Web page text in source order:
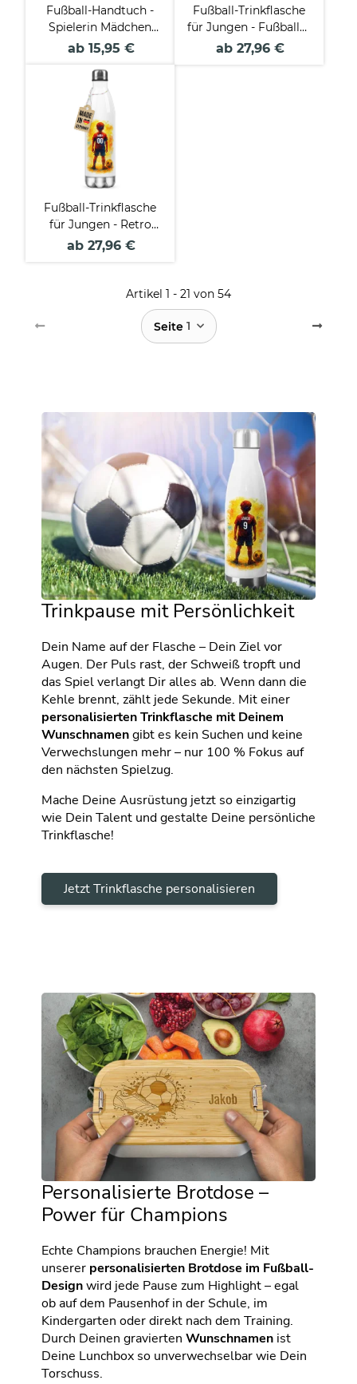
Fußball-Handtuch -
Spielerin Mädchen
Grün mit Name &
ab 15,95 €
Fußball-Trinkflasche
für Jungen - Fußballer
grün - mit Name &
ab 27,96 €
Fußball-Trinkflasche
für Jungen - Retro
Junge - mit Name &
ab 27,96 €
Artikel 1 - 21 von 54
Seite 1
Trinkpause mit Persönlichkeit
Dein Name auf der Flasche – Dein Ziel vor
Augen. Der Puls rast, der Schweiß tropft und
das Spiel verlangt Dir alles ab. Wenn dann die
Kehle brennt, zählt jede Sekunde. Mit einer
personalisierten Trinkflasche mit Deinem
Wunschnamengibt es kein Suchen und keine
Verwechslungen mehr – nur 100 % Fokus auf
den nächsten Spielzug.
Mache Deine Ausrüstung jetzt so einzigartig
wie Dein Talent und gestalte Deine persönliche
Trinkflasche!
Jetzt Trinkflasche personalisieren
Personalisierte Brotdose –
Power für Champions
Echte Champions brauchen Energie! Mit
unserer personalisierten Brotdose im Fußball-
Designwird jede Pause zum Highlight – egal
ob auf dem Pausenhof in der Schule, im
Kindergarten oder direkt nach dem Training.
Durch Deinen gravierten Wunschnamen ist
Deine Lunchbox so unverwechselbar wie Dein
Torschuss.